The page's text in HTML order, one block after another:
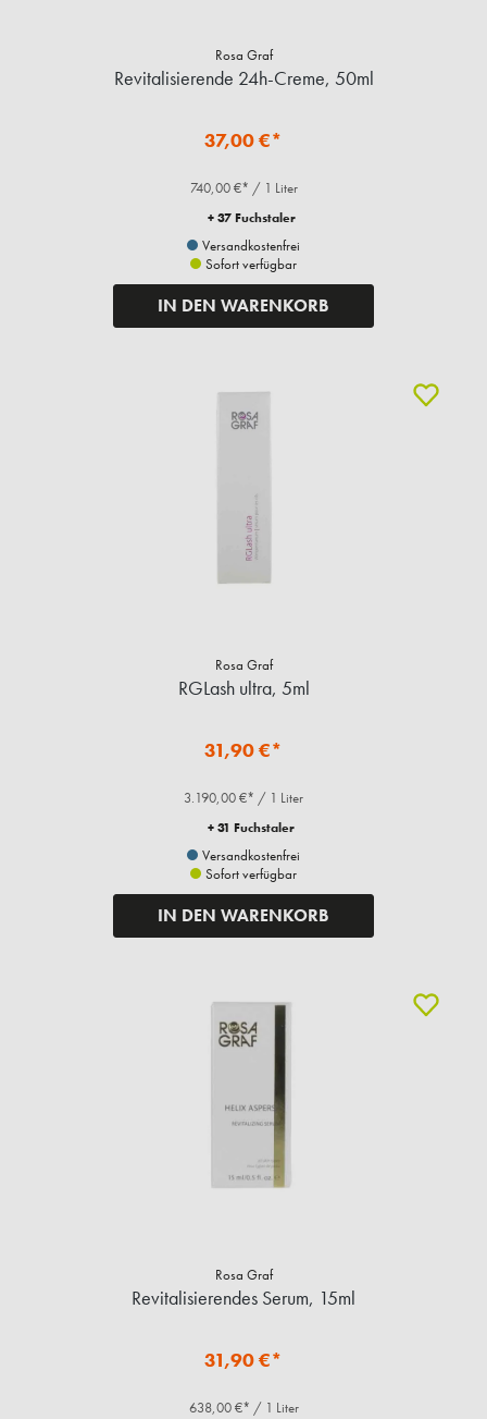
Rosa Graf
Revitalisierende 24h-Creme, 50ml
37,00 €*
740,00 €* / 1 Liter
+ 37 Fuchstaler
Versandkostenfrei
Sofort verfügbar
IN DEN WARENKORB
Rosa Graf
RGLash ultra, 5ml
31,90 €*
3.190,00 €* / 1 Liter
+ 31 Fuchstaler
Versandkostenfrei
Sofort verfügbar
IN DEN WARENKORB
Rosa Graf
Revitalisierendes Serum, 15ml
31,90 €*
638,00 €* / 1 Liter